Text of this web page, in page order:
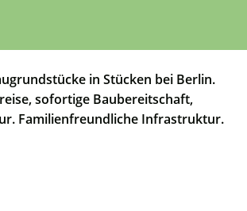
in Stücken bei Berlin.
sofortige Baubereitschaft,
Familienfreundliche Infrastruktur.